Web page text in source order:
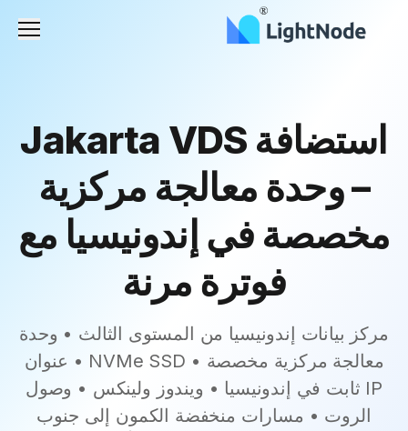
استضافة Jakarta VDS
– وحدة معالجة مركزية
مخصصة في إندونيسيا مع
فوترة مرنة
مركز بيانات إندونيسيا من المستوى الثالث • وحدة
معالجة مركزية مخصصة • NVMe SSD • عنوان
IP ثابت في إندونيسيا • ويندوز ولينكس • وصول
الروت • مسارات منخفضة الكمون إلى جنوب